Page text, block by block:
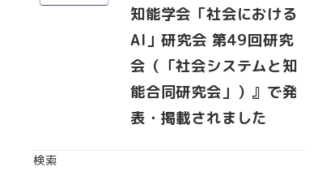
知能学会「社会における
AI」研究会 第49回研究
会（「社会システムと知
能合同研究会」）』で発
表・掲載されました
検索